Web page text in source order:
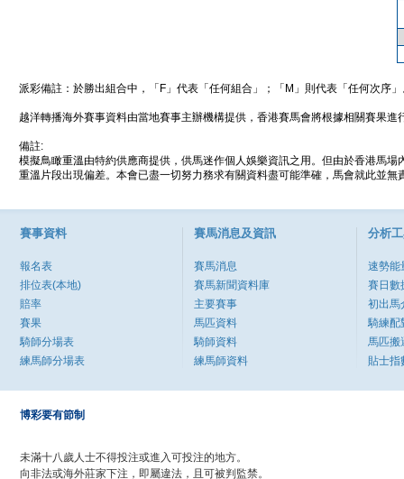
派彩備註：於勝出組合中，「F」代表「任何組合」；「M」則代表「任何次序
越洋轉播海外賽事資料由當地賽事主辦機構提供，香港賽馬會將根據相關賽果進
備註:
模擬鳥瞰重溫由特約供應商提供，供馬迷作個人娛樂資訊之用。但由於香港馬
重溫片段出現偏差。本會已盡一切努力務求有關資料盡可能準確，馬會就此並
賽事資料
報名表
排位表(本地)
賠率
賽果
騎師分場表
練馬師分場表
賽馬消息及資訊
賽馬消息
賽馬新聞資料庫
主要賽事
馬匹資料
騎師資料
練馬師資料
分析
速勢能
賽日數
初出馬
騎練配
馬匹搬
貼士指
博彩要有節制
未滿十八歲人士不得投注或進入可投注的地方。
向非法或海外莊家下注，即屬違法，且可被判監禁。